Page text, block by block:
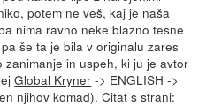
potem ne veš, kaj je naša
nima ravno neke blazno tesne
še ta je bila v originalu zares
in uspeh, ki ju je avtor
Global Kryner -> ENGLISH ->
njihov komad). Citat s strani: